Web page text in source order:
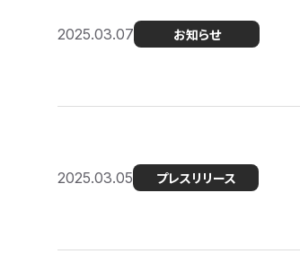
2025.03.07 お知らせ
2025.03.05 プレスリリース